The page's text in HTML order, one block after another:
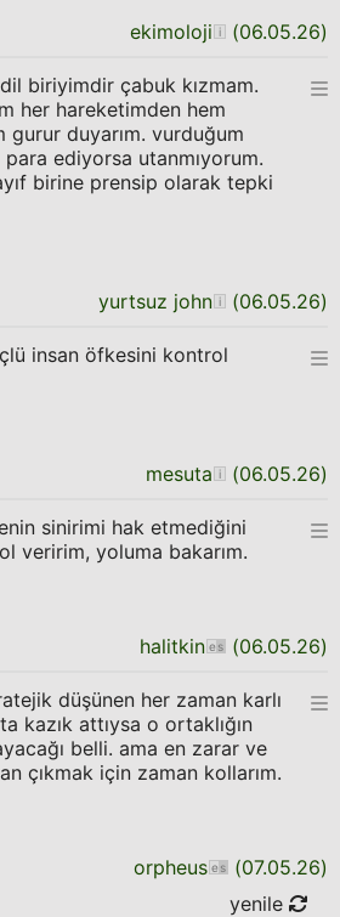
ekimoloji (06.05.26)
biriyimdir çabuk kızmam.
her hareketimden hem
gurur duyarım. vurduğum
para ediyorsa utanmıyorum.
birine prensip olarak tepki
yurtsuz john (06.05.26)
insan öfkesini kontrol
mesuta (06.05.26)
sinirimi hak etmediğini
veririm, yoluma bakarım.
halitkin (06.05.26)
düşünen her zaman karlı
kazık attıysa o ortaklığın
belli. ama en zarar ve
çıkmak için zaman kollarım.
orpheus (07.05.26)
yenile